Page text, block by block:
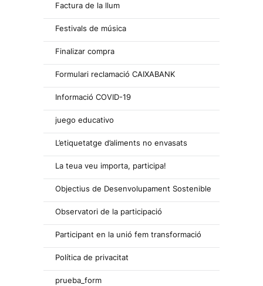
Factura de la llum
Festivals de música
Finalizar compra
Formulari reclamació CAIXABANK
Informació COVID-19
juego educativo
L’etiquetatge d’aliments no envasats
La teua veu importa, participa!
Objectius de Desenvolupament Sostenible
Observatori de la participació
Participant en la unió fem transformació
Política de privacitat
prueba_form